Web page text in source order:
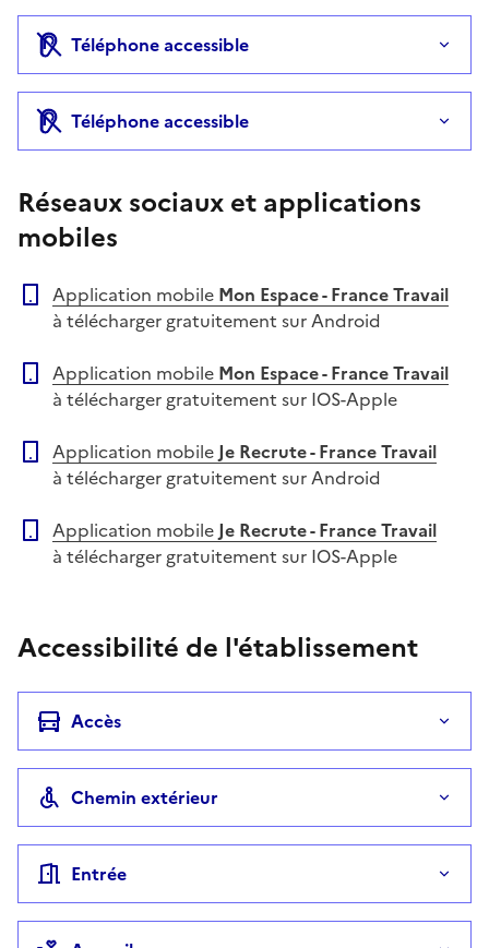
Téléphone accessible
Téléphone accessible
Réseaux sociaux et applications
mobiles
Application mobile Mon Espace - France Travail
à télécharger gratuitement sur Android
Application mobile Mon Espace - France Travail
à télécharger gratuitement sur IOS-Apple
Application mobile Je Recrute - France Travail
à télécharger gratuitement sur Android
Application mobile Je Recrute - France Travail
à télécharger gratuitement sur IOS-Apple
Accessibilité de l'établissement
Accès
Chemin extérieur
Entrée